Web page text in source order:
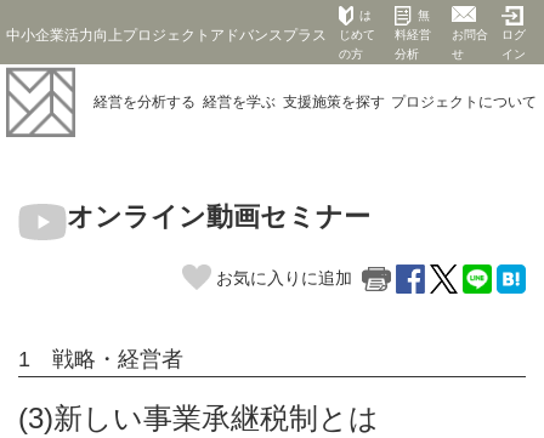
中小企業活力向上プロジェクトアドバンスプラス
は
じめて
の方
無
料経営
分析
お問合
せ
ログ
イン
経営を分析する 経営を学ぶ 支援施策を探す プロジェクト について
オンライン動画セミナー
お気に入りに追加
1 戦略・経営者
(3)新しい事業承継税制とは